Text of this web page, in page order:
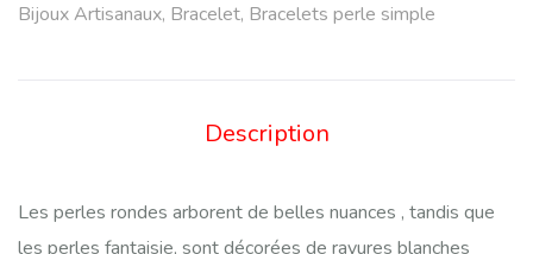
Bijoux Artisanaux, Bracelet, Bracelets perle simple
Description
Les perles rondes arborent de belles nuances , tandis que
les perles fantaisie, sont décorées de rayures blanches